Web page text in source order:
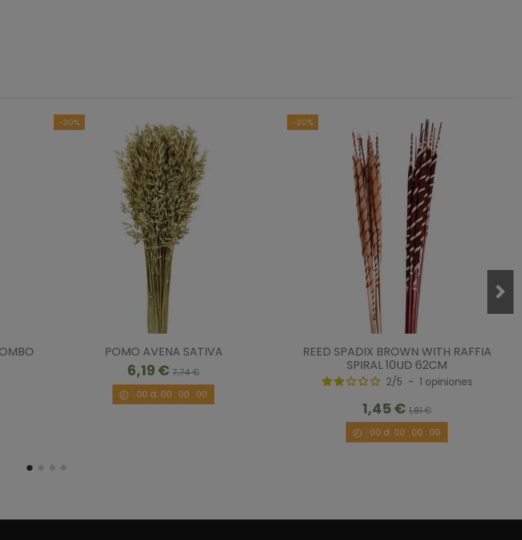
verificada
de lo esperado. Muy naturales y buen precio!
, tras una experiencia del 24/9/2020
-20%
POMO AVENA SATIVA
6,19 € 7,74 €
00 d. 00 : 00 : 00
-20%
REED SPADIX BROWN WITH RAFFIA
SPIRAL 10UD 62CM
2/5 - 1 opiniones
1,45 € 1,81 €
00 d. 00 : 00 : 00